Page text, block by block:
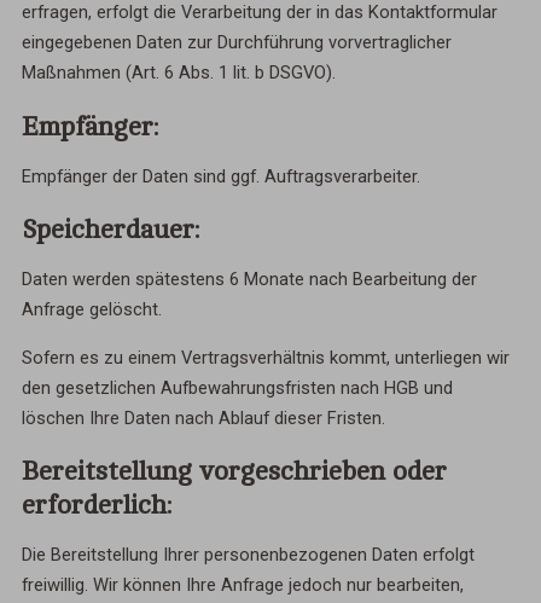
erfragen, erfolgt die Verarbeitung der in das Kontaktformular
eingegebenen Daten zur Durchführung vorvertraglicher
Maßnahmen (Art. 6 Abs. 1 lit. b DSGVO).
Empfänger:
Empfänger der Daten sind ggf. Auftragsverarbeiter.
Speicherdauer:
Daten werden spätestens 6 Monate nach Bearbeitung der
Anfrage gelöscht.
Sofern es zu einem Vertragsverhältnis kommt, unterliegen wir
den gesetzlichen Aufbewahrungsfristen nach HGB und
löschen Ihre Daten nach Ablauf dieser Fristen.
Bereitstellung vorgeschrieben oder
erforderlich:
Die Bereitstellung Ihrer personenbezogenen Daten erfolgt
freiwillig. Wir können Ihre Anfrage jedoch nur bearbeiten,